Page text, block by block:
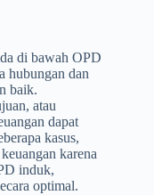
di bawah OPD
hubungan dan
baik.
atau
dapat
kasus,
karena
induk,
optimal.